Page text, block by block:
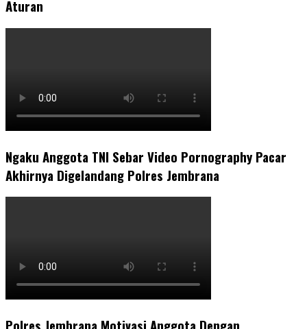
Aturan
Ngaku Anggota TNI Sebar Video Pornography Pacar
Akhirnya Digelandang Polres Jembrana